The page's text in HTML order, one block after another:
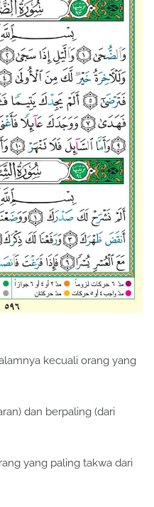
kecuali orang yang
dan berpaling (dari
yang paling takwa dari